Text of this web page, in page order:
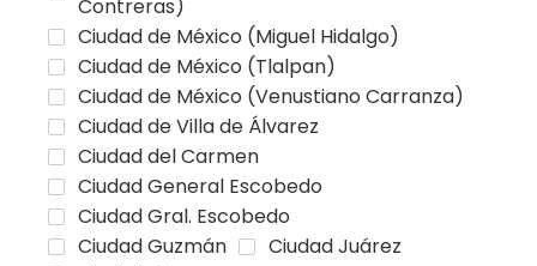
Contreras)
Ciudad de México (Miguel Hidalgo)
Ciudad de México (Tlalpan)
Ciudad de México (Venustiano Carranza)
Ciudad de Villa de Álvarez
Ciudad del Carmen
Ciudad General Escobedo
Ciudad Gral. Escobedo
Ciudad Guzmán
Ciudad Juárez